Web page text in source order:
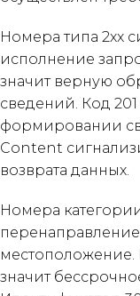
Номера типа 2xx
исполнение
значит верную
сведений. Код
формировании
Content
возврата данных.
Номера
значит